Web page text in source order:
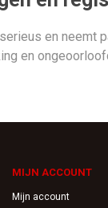
en
en
MIJN ACCOUNT
Mijn account